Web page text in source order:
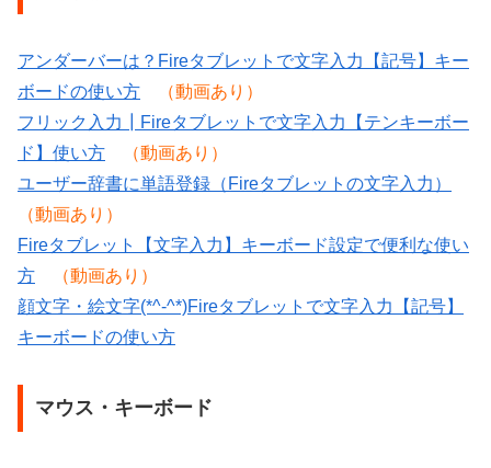
アンダーバーは？Fireタブレットで文字入力【記号】キー
ボードの使い方
（動画あり）
フリック入力┃Fireタブレットで文字入力【テンキーボー
ド】使い方
（動画あり）
ユーザー辞書に単語登録（Fireタブレットの文字入力）
（動画あり）
Fireタブレット【文字入力】キーボード設定で便利な使い
方
（動画あり）
顔文字・絵文字(*^-^*)Fireタブレットで文字入力【記号】
キーボードの使い方
マウス・キーボード